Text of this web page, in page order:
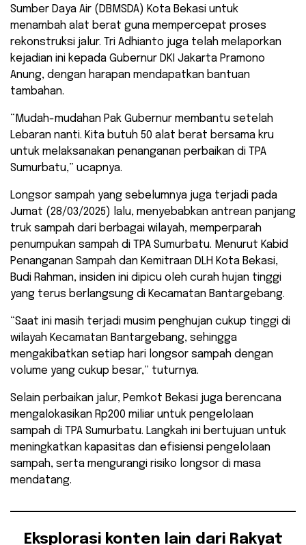
Sumber Daya Air (DBMSDA) Kota Bekasi untuk
menambah alat berat guna mempercepat proses
rekonstruksi jalur. Tri Adhianto juga telah melaporkan
kejadian ini kepada Gubernur DKI Jakarta Pramono
Anung, dengan harapan mendapatkan bantuan
tambahan.
“Mudah-mudahan Pak Gubernur membantu setelah
Lebaran nanti. Kita butuh 50 alat berat bersama kru
untuk melaksanakan penanganan perbaikan di TPA
Sumurbatu,” ucapnya.
Longsor sampah yang sebelumnya juga terjadi pada
Jumat (28/03/2025) lalu, menyebabkan antrean panjang
truk sampah dari berbagai wilayah, memperparah
penumpukan sampah di TPA Sumurbatu. Menurut Kabid
Penanganan Sampah dan Kemitraan DLH Kota Bekasi,
Budi Rahman, insiden ini dipicu oleh curah hujan tinggi
yang terus berlangsung di Kecamatan Bantargebang.
“Saat ini masih terjadi musim penghujan cukup tinggi di
wilayah Kecamatan Bantargebang, sehingga
mengakibatkan setiap hari longsor sampah dengan
volume yang cukup besar,” tuturnya.
Selain perbaikan jalur, Pemkot Bekasi juga berencana
mengalokasikan Rp200 miliar untuk pengelolaan
sampah di TPA Sumurbatu. Langkah ini bertujuan untuk
meningkatkan kapasitas dan efisiensi pengelolaan
sampah, serta mengurangi risiko longsor di masa
mendatang.
Eksplorasi konten lain dari Rakyat